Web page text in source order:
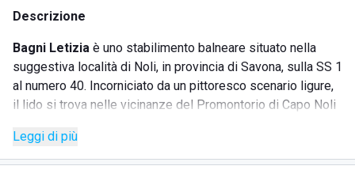
Descrizione
Bagni Letizia è uno stabilimento balneare situato nella
suggestiva località di Noli, in provincia di Savona, sulla SS 1
al numero 40. Incorniciato da un pittoresco scenario ligure,
il lido si trova nelle vicinanze del Promontorio di Capo Noli
alla sua posizione privilegiata, gli ospiti possono godere di
una splendida vista sull'Isola di Bergeggi, immersi nella
Leggi di più